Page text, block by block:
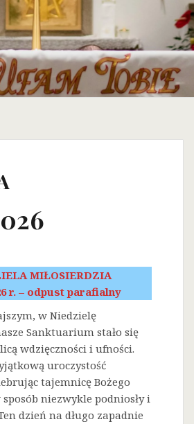
MIŁOSIERDZIA
r. – odpust parafialny
w Niedzielę
Sanktuarium stało się
wdzięczności i ufności.
uroczystość
tajemnicę Bożego
niezwykle podniosły i
dzień na długo zapadnie